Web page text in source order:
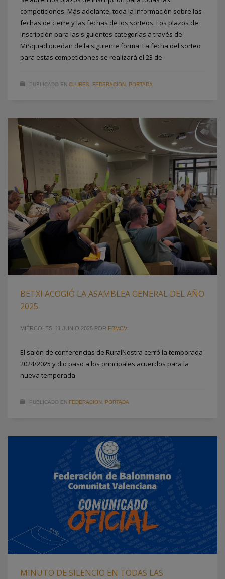
competiciones. Más adelante, toda la información sobre las
fechas de cierre y las fechas de los sorteos. Los plazos de
inscripción para las siguientes categorías a través de
MiSquad quedan de la siguiente forma: La fecha del sorteo
para estas competiciones se realizará el 23 de
PUBLICADO EN CLUBES FEDERACION PORTADA
BETXI ACOGIÓ LA ASAMBLEA GENERAL DEL AÑO
2025
MIÉRCOLES, 11 JUNIO 2025 POR FBMCV
El salón de conferencias de RuralNostra cerró la temporada
2024/2025 y dio paso a los principales acuerdos para la
nueva temporada
PUBLICADO EN FEDERACION PORTADA
MINUTO DE SILENCIO EN TODAS LAS